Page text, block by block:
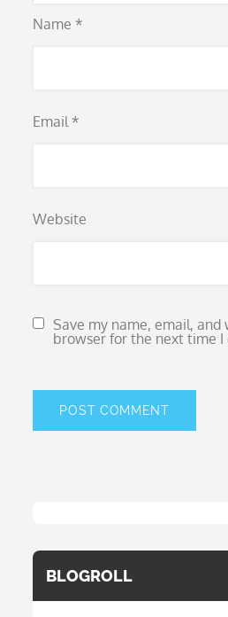
Name *
Email *
Website
Save my name, email,
browser for the next time I
BLOGROLL